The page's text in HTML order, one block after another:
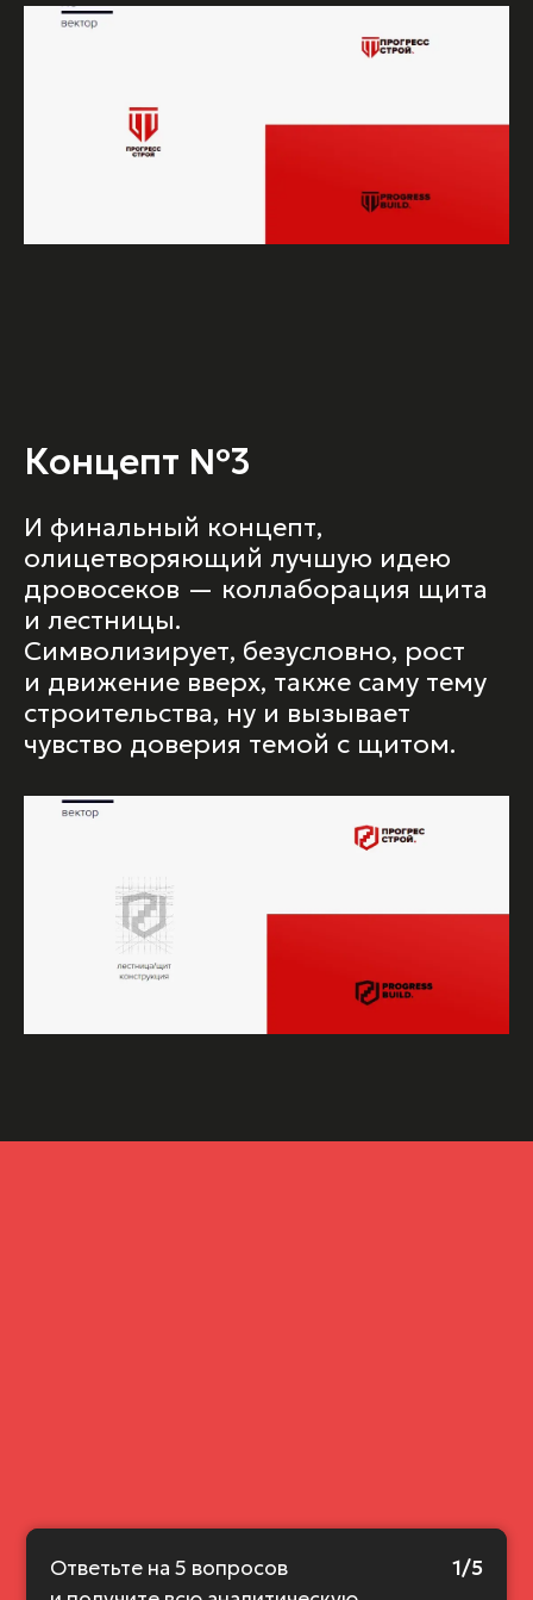
Концепт №3
И финальный концепт,
олицетворяющий лучшую идею
дровосеков — коллаборация щита
и лестницы.
Символизирует, безусловно, рост
и движение вверх, также саму тему
строительства, ну и вызывает
чувство доверия темой с щитом.
Ответьте на 5 вопросов
1/5